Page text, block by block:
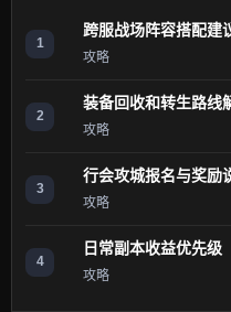
1
跨服战场阵容搭配建
攻略
2
装备回收和转生路线
攻略
3
行会攻城报名与奖励
攻略
4
日常副本收益优先级
攻略